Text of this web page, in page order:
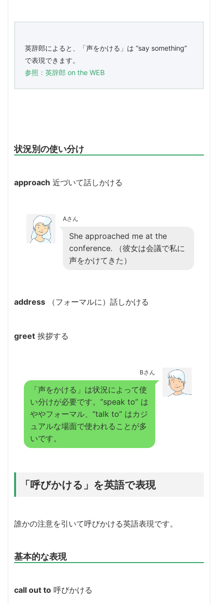
英辞郎によると、「声をかける」は “say something”
で表現できます。
参照：英辞郎 on the WEB
状況別の使い分け
approach 近づいて話しかける
Aさん
She approached me at the
conference. （彼女は会議で私に
声をかけてきた）
address （フォーマルに）話しかける
greet 挨拶する
Bさん
「声をかける」は状況によって使
い分けが必要です。”speak to” は
ややフォーマル、”talk to” はカジ
ュアルな場面で使われることが多
いです。
「呼びかける」を英語で表現
誰かの注意を引いて呼びかける英語表現です。
基本的な表現
call out to 呼びかける